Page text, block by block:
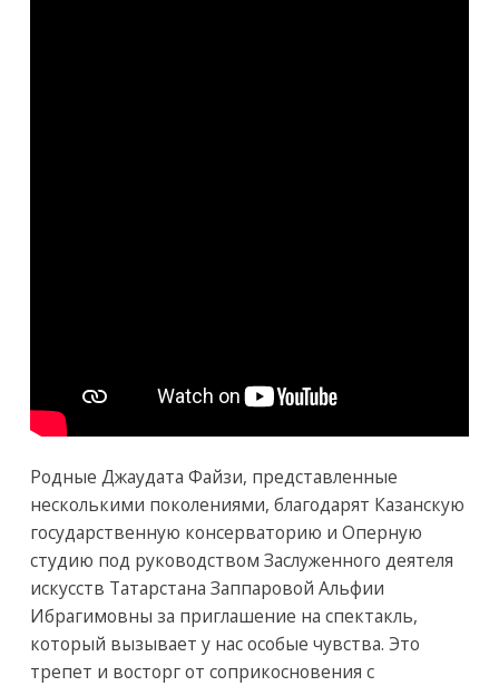
Родные Джаудата Файзи, представленные
несколькими поколениями, благодарят Казанскую
государственную консерваторию и Оперную
студию под руководством Заслуженного деятеля
искусств Татарстана Заппаровой Альфии
Ибрагимовны за приглашение на спектакль,
который вызывает у нас особые чувства. Это
трепет и восторг от соприкосновения с